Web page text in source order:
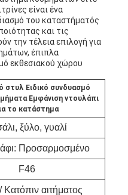
είναι ένα
του καταστήματός
και τις
την τέλεια επιλογή για
έπιπλα
εκθεσιακού χώρου
στυλ Ειδικό συνδυασμό
Εμφάνιση ντουλάπι
το κατάστημα
ξύλο, γυαλί
Προσαρμοσμένο
F46
Κατόπιν αιτήματος